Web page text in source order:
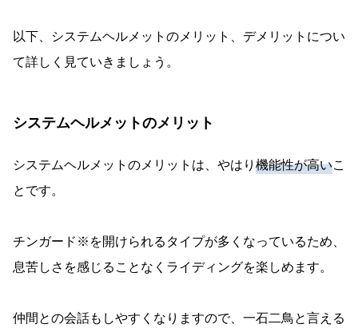
以下、システムヘルメットのメリット、デメリットについ
て詳しく見ていきましょう。
システムヘルメットのメリット
システムヘルメットのメリットは、やはり 機能性が高いこ
とです。
チンガード※を開けられるタイプが多くなっているため、
息苦しさを感じることなくライディングを楽しめます。
仲間との会話もしやすくなりますので、一石二鳥と言える